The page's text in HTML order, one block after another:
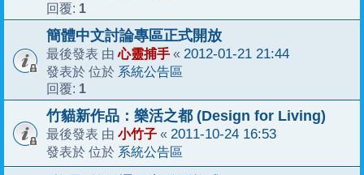
回覆: 1
簡體中文討論專區正式開放
最後發表 由心靈捕手 « 2012-01-21 21:44
發表於 位於 系統公告區
回覆: 1
竹貓新作品：樂活之都 (Design for Living)
最後發表 由 小竹子 « 2011-10-24 16:53
發表於 位於 系統公告區